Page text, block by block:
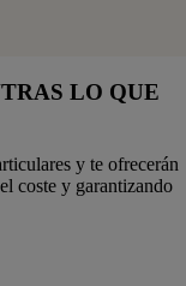
LO QUE
y te ofrecerán
coste y garantizando